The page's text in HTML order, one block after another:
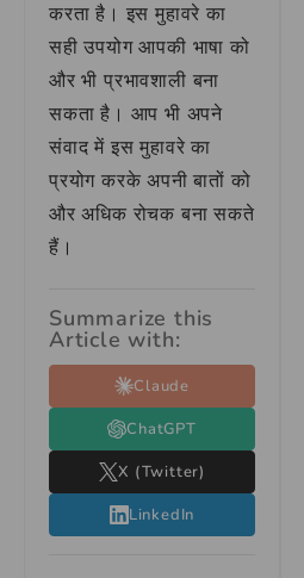
करता है। इस मुहावरे का
सही उपयोग आपकी भाषा को
और भी प्रभावशाली बना
सकता है। आप भी अपने
संवाद में इस मुहावरे का
प्रयोग करके अपनी बातों को
और अधिक रोचक बना सकते
हैं।
Summarize this
Article with:
Claude
ChatGPT
X (Twitter)
LinkedIn